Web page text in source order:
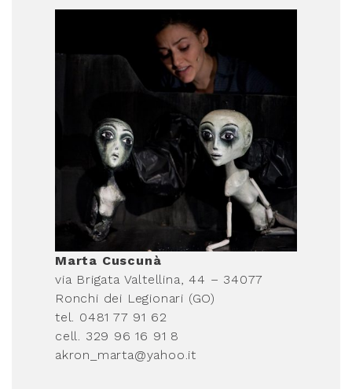
Marta Cuscunà
via Brigata Valtellina, 44 – 34077
Ronchi dei Legionari (GO)
tel. 0481 77 91 62
cell. 329 96 16 91 8
akron_marta@yahoo.it